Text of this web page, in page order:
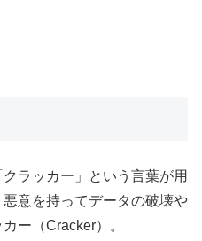
ラッカー」という言葉が用
意を持ってデータの破壊や
ー（Cracker）。